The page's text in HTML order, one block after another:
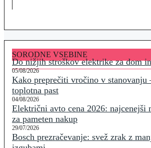
SORODNE VSEBINE
Do nižjih stroškov elektrike za dom
05/08/2026
Kako preprečiti vročino v stanovanju
toplotna past
04/08/2026
Električni avto cena 2026: najcenejši
za pameten nakup
29/07/2026
Bosch prezračevanje: svež zrak z